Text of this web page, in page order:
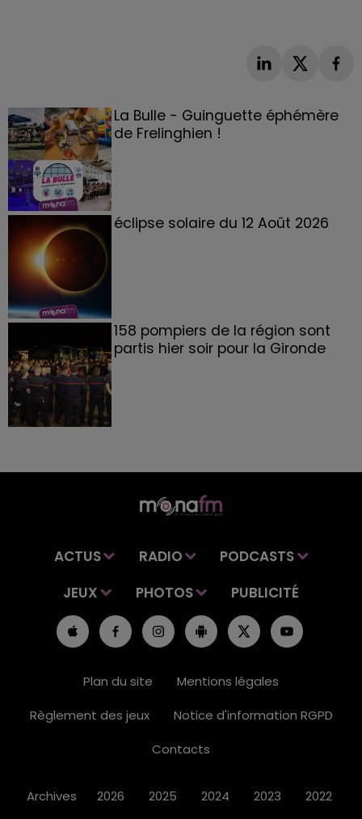
La Bulle - Guinguette éphémère
de Frelinghien !
éclipse solaire du 12 Août 2026
158 pompiers de la région sont
partis hier soir pour la Gironde
ACTUS RADIO
PODCASTS
JEUX
PHOTOS PUBLICITÉ
Plan du site
Mentions légales
Règlement des jeux
Notice d'information RGPD
Contacts
Archives 2026 2025 2024 2023 2022